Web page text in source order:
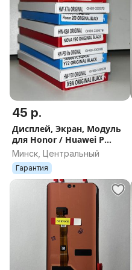
45 р.
Дисплей, Экран, Модуль
для Honor / Huawei P
Серии
Минск, Центральный
Гарантия